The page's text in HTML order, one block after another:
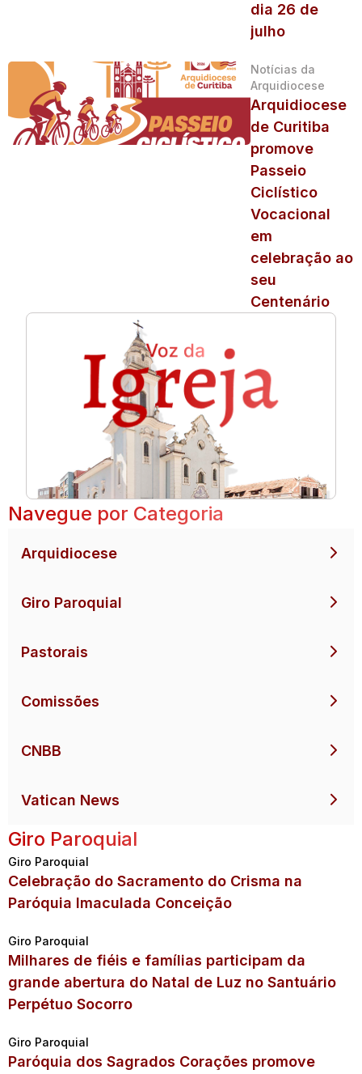
dia 26 de
julho
Notícias da
Arquidiocese
Arquidiocese
de Curitiba
promove
Passeio
Ciclístico
Vocacional
em
celebração ao
seu
Centenário
Navegue por Categoria
Arquidiocese
Giro Paroquial
Pastorais
Comissões
CNBB
Vatican News
Giro Paroquial
Giro Paroquial
Celebração do Sacramento do Crisma na
Paróquia Imaculada Conceição
Giro Paroquial
Milhares de fiéis e famílias participam da
grande abertura do Natal de Luz no Santuário
Perpétuo Socorro
Giro Paroquial
Paróquia dos Sagrados Corações promove